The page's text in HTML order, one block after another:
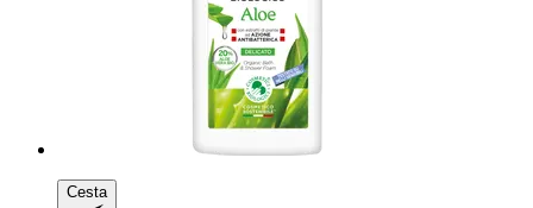
Cesta